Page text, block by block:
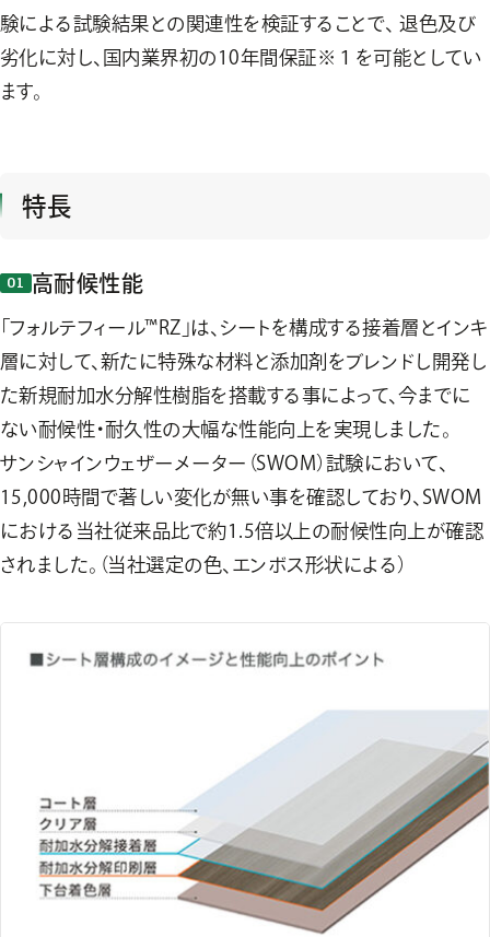
験による試験結果との関連性を検証することで、 退色及び
劣化に対し、国内業界初の10年間保証※１を可能としてい
ます。
特長
高耐候性能
「フォルテフィール™RZ」は、シートを構成する接着層とインキ
層に対して、新たに特殊な材料と添加剤をブレンドし開発し
た新規耐加水分解性樹脂を搭載する事によって、今までに
ない耐候性・耐久性の大幅な性能向上を実現しました。
サンシャインウェザーメーター（SWOM）試験において、
15,000時間で著しい変化が無い事を確認しており、SWOM
における当社従来品比で約1.5倍以上の耐候性向上が確認
されました。（当社選定の色、エンボス形状による）